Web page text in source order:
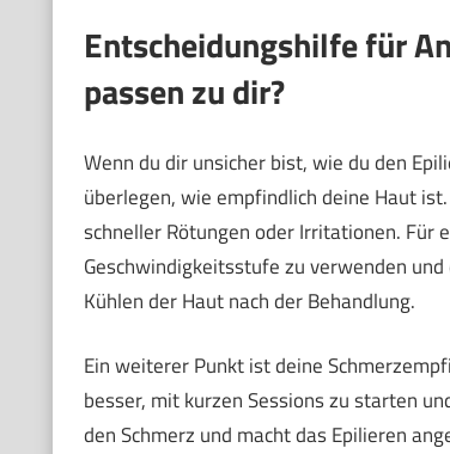
Entscheidungshilfe für
passen zu dir?
Wenn du dir unsicher bist, wie du den
überlegen, wie empfindlich deine Haut
schneller Rötungen oder Irritationen. Für
Geschwindigkeitsstufe zu verwenden
Kühlen der Haut nach der Behandlung.
Ein weiterer Punkt ist deine
besser, mit kurzen Sessions zu starten
den Schmerz und macht das Epilieren